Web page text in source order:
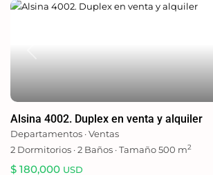
Previous
Alsina 4002. Duplex en venta y alquiler
Departamentos ·Ventas
2 Dormitorios ·2 Baños ·Tamaño500 m2
$ 180,000 USD